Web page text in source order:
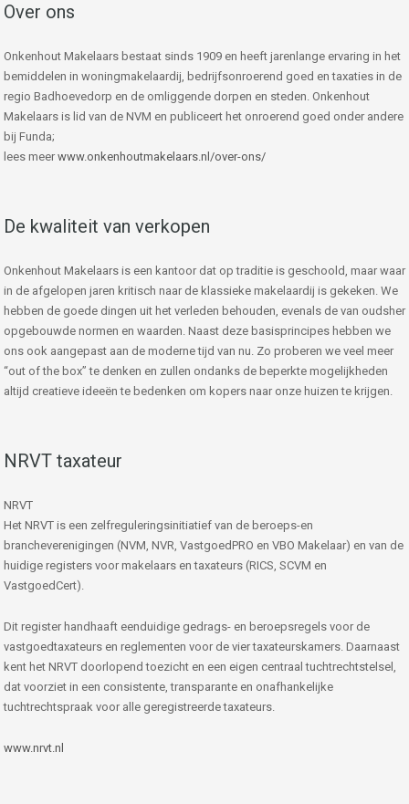
Over ons
Onkenhout Makelaars bestaat sinds 1909 en heeft jarenlange ervaring in het
bemiddelen in woningmakelaardij, bedrijfsonroerend goed en taxaties in de
regio Badhoevedorp en de omliggende dorpen en steden. Onkenhout
Makelaars is lid van de NVM en publiceert het onroerend goed onder andere
bij Funda;
lees meer www.onkenhoutmakelaars.nl/over-ons/
De kwaliteit van verkopen
Onkenhout Makelaars is een kantoor dat op traditie is geschoold, maar waar
in de afgelopen jaren kritisch naar de klassieke makelaardij is gekeken. We
hebben de goede dingen uit het verleden behouden, evenals de van oudsher
opgebouwde normen en waarden. Naast deze basisprincipes hebben we
ons ook aangepast aan de moderne tijd van nu. Zo proberen we veel meer
“out of the box” te denken en zullen ondanks de beperkte mogelijkheden
altijd creatieve ideeën te bedenken om kopers naar onze huizen te krijgen.
NRVT taxateur
NRVT
Het NRVT is een zelfreguleringsinitiatief van de beroeps-en
brancheverenigingen (NVM, NVR, VastgoedPRO en VBO Makelaar) en van de
huidige registers voor makelaars en taxateurs (RICS, SCVM en
VastgoedCert).
Dit register handhaaft eenduidige gedrags- en beroepsregels voor de
vastgoedtaxateurs en reglementen voor de vier taxateurskamers. Daarnaast
kent het NRVT doorlopend toezicht en een eigen centraal tuchtrechtstelsel,
dat voorziet in een consistente, transparante en onafhankelijke
tuchtrechtspraak voor alle geregistreerde taxateurs.
www.nrvt.nl